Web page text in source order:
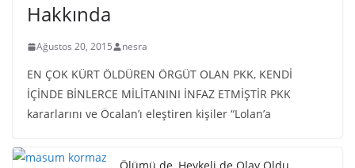
Hakkında
Ağustos 20, 2015 nesra
EN ÇOK KÜRT ÖLDÜREN ÖRGÜT OLAN PKK, KENDİ
İÇİNDE BİNLERCE MİLİTANINI İNFAZ ETMİŞTİR PKK
kararlarını ve Öcalan’ı eleştiren kişiler “Lolan’a